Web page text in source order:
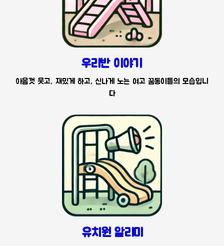
우리반 이야기
아음껏 웃고, 재밌게 하고, 신나게 노는 여고 꿈동이들의 모습입니
다
유치원 알리미